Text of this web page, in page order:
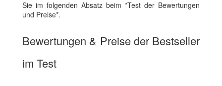
Sie im folgenden Absatz beim *Test der Bewertungen
und Preise*.
Bewertungen & Preise der Bestseller
im Test